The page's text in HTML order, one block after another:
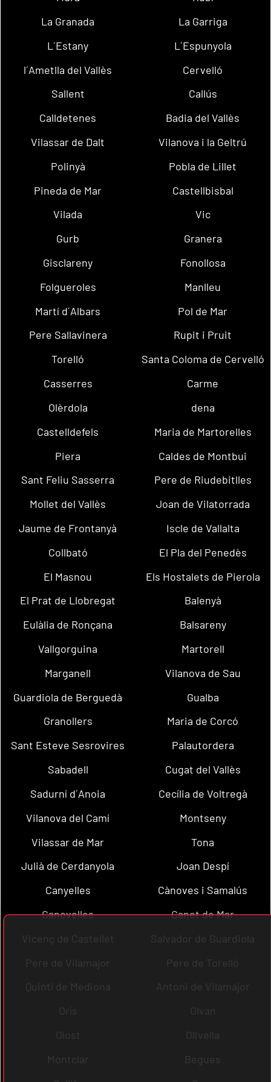
La Granada
La Garriga
L´Estany
L´Espunyola
l´Ametlla del Vallès
Cervelló
Sallent
Callús
Calldetenes
Badia del Vallès
Vilassar de Dalt
Vilanova i la Geltrú
Polinyà
Pobla de Lillet
Pineda de Mar
Castellbisbal
Vilada
Vic
Gurb
Granera
Gisclareny
Fonollosa
Folgueroles
Manlleu
Martí d´Albars
Pol de Mar
Pere Sallavinera
Rupit i Pruit
Torelló
Santa Coloma de Cervelló
Casserres
Carme
Olèrdola
dena
Castelldefels
Maria de Martorelles
Piera
Caldes de Montbui
Sant Feliu Sasserra
Pere de Riudebitlles
Mollet del Vallès
Joan de Vilatorrada
Jaume de Frontanyà
Iscle de Vallalta
Collbató
El Pla del Penedès
El Masnou
Els Hostalets de Pierola
El Prat de Llobregat
Balenyà
Eulàlia de Ronçana
Balsareny
Vallgorguina
Martorell
Marganell
Vilanova de Sau
Guardiola de Berguedà
Gualba
Granollers
Maria de Corcó
Sant Esteve Sesrovires
Palautordera
Sabadell
Cugat del Vallès
Sadurní d´Anoia
Cecília de Voltregà
Vilanova del Camí
Montseny
Vilassar de Mar
Tona
Julià de Cerdanyola
Joan Despí
Canyelles
Cànoves i Samalús
Canovelles
Canet de Mar
Vicenç de Castellet
Salvador de Guardiola
Pere de Vilamajor
Pere de Torelló
Quintí de Mediona
Antoni de Vilamajor
Orís
Olvan
Olost
Olivella
Montclar
Begues